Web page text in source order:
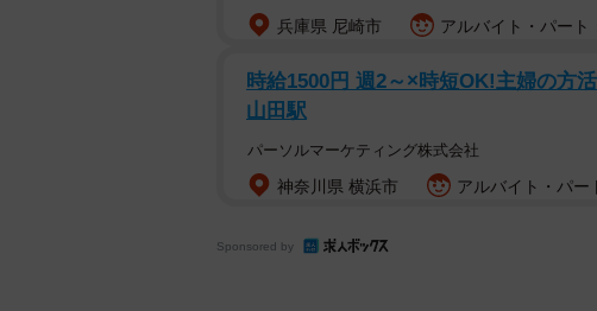
兵庫県 尼崎市 アルバイト・パート
時給1500円 週2～×時短OK!主婦の方
山田駅
パーソルマーケティング株式会社
神奈川県 横浜市 アルバイト・パー
Sponsored by